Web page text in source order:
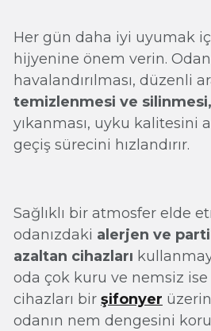
Her gün daha iyi uyumak
hijyenine önem verin.
havalandırılması, düzenli
temizlenmesi ve silinmesi,
yıkanması, uyku kalitesini
geçiş sürecini hızlandırır.
Sağlıklı bir atmosfer elde
odanızdaki alerjen ve
azaltan cihazları
oda çok kuru ve nemsiz
cihazları bir şifonyer
odanın nem dengesini